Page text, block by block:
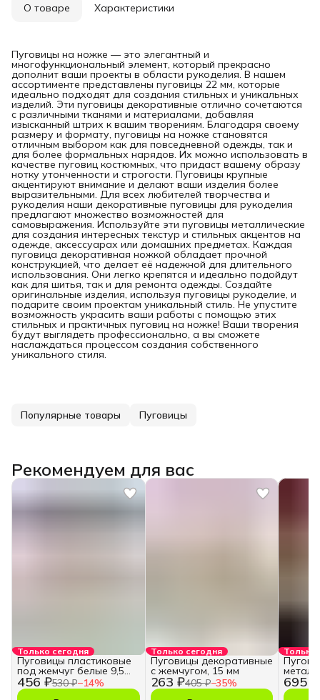
О товаре Характеристики
Пуговицы на ножке — это элегантный и
многофункциональный элемент, который прекрасно
дополнит ваши проекты в области рукоделия. В нашем
ассортименте представлены пуговицы 22 мм, которые
идеально подходят для создания стильных и уникальных
изделий. Эти пуговицы декоративные отлично сочетаются
с различными тканями и материалами, добавляя
изысканный штрих к вашим творениям. Благодаря своему
размеру и формату, пуговицы на ножке становятся
отличным выбором как для повседневной одежды, так и
для более формальных нарядов. Их можно использовать в
качестве пуговиц костюмных, что придаст вашему образу
нотку утонченности и строгости. Пуговицы крупные
акцентируют внимание и делают ваши изделия более
выразительными. Для всех любителей творчества и
рукоделия наши декоративные пуговицы для рукоделия
предлагают множество возможностей для
самовыражения. Используйте эти пуговицы металлические
для создания интересных текстур и стильных акцентов на
одежде, аксессуарах или домашних предметах. Каждая
пуговица декоративная ножкой обладает прочной
конструкцией, что делает её надежной для длительного
использования. Они легко крепятся и идеально подойдут
как для шитья, так и для ремонта одежды. Создайте
оригинальные изделия, используя пуговицы рукоделие, и
подарите своим проектам уникальный стиль. Не упустите
возможность украсить ваши работы с помощью этих
стильных и практичных пуговиц на ножке! Ваши творения
будут выглядеть профессионально, а вы сможете
наслаждаться процессом создания собственного
уникального стиля.
Популярные товары Пуговицы
Рекомендуем для вас
Только сегодня
456 ₽530 ₽−14%
Пуговицы пластиковые
под жемчуг белые 9,5
мм 20 шт
Только сегодня
263 ₽405 ₽−35%
Пуговицы декоративные
с жемчугом, 15 мм
Только
695 ₽